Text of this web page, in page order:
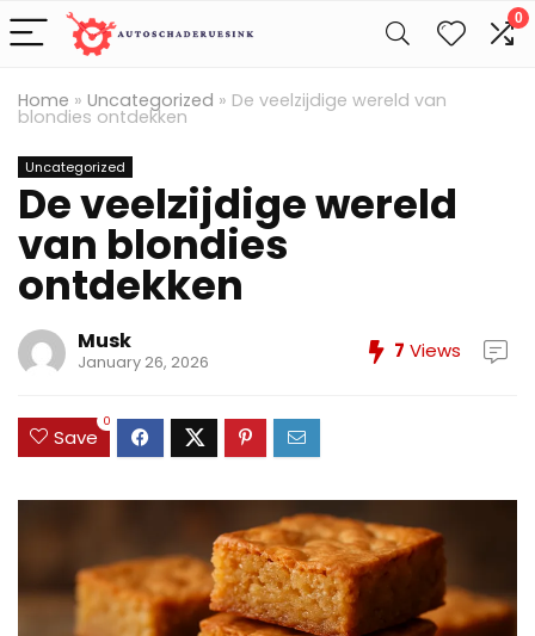
0
Home » Uncategorized » De veelzijdige wereld van
blondies ontdekken
Uncategorized
De veelzijdige wereld
van blondies
ontdekken
Musk
January 26, 2026 7 Views
Save
0